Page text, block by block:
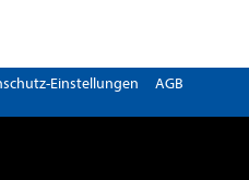
Einstellungen AGB